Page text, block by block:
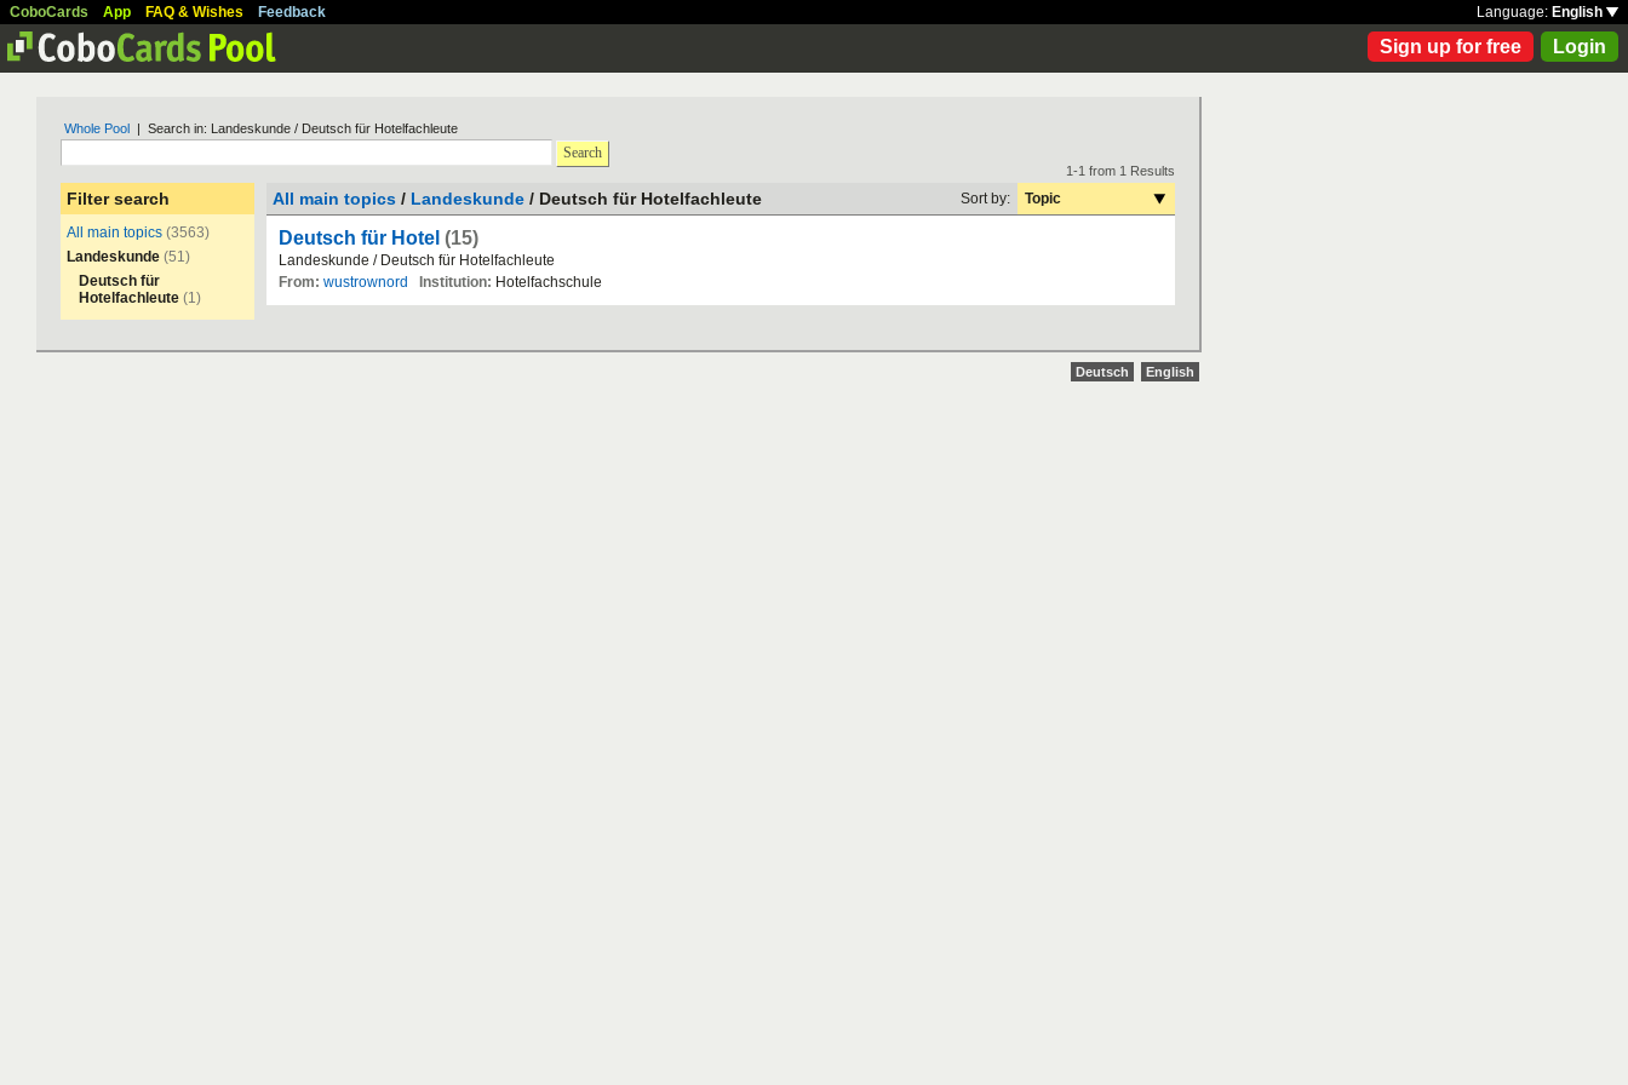
CoboCards App FAQ & Wishes Feedback Language: English
Sign up for free Login
Whole Pool | Search in: Landeskunde / Deutsch für Hotelfachleute
Search
Filter search
All main topics (3563)
Landeskunde (51)
Deutsch für
Hotelfachleute (1)
1-1 from 1 Results
All main topics / Landeskunde / Deutsch für Hotelfachleute Sort by: Topic
Deutsch für Hotel (15)
Landeskunde / Deutsch für Hotelfachleute
From: wustrownord Institution: Hotelfachschule
Deutsch English